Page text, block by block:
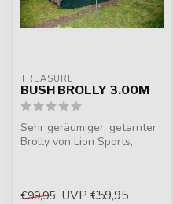
TREASURE
BUSH BROLLY 3.00M
Sehr geräumiger, getarnter
Brolly von Lion Sports,
€99,95 UVP €59,95